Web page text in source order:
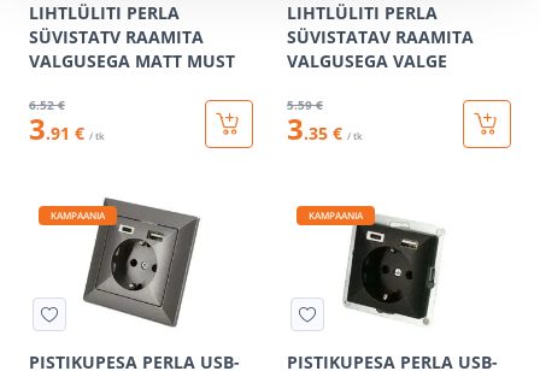
LIHTLÜLITI PERLA
SÜVISTATV RAAMITA
VALGUSEGA MATT MUST
6.52 €
3.91 € / tk
LIHTLÜLITI PERLA
SÜVISTATAV RAAMITA
VALGUSEGA VALGE
5.59 €
3.35 € / tk
KAMPAANIA
PISTIKUPESA PERLA USB-
KAMPAANIA
PISTIKUPESA PERLA USB-